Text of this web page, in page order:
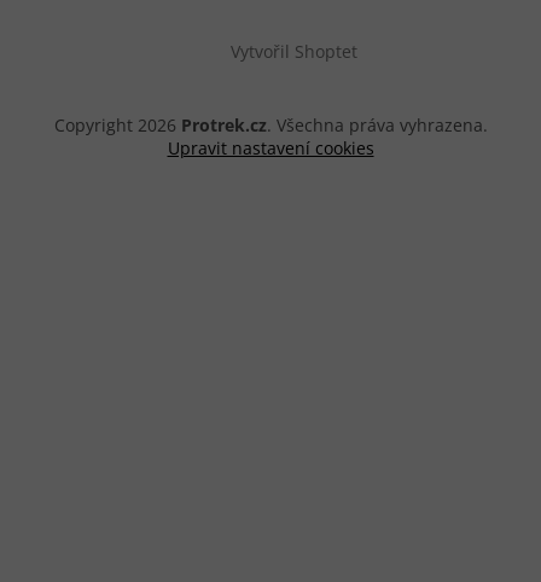
Vytvořil Shoptet
Copyright 2026 Protrek.cz. Všechna práva vyhrazena.
Upravit nastavení cookies